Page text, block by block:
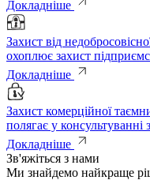
Докладніше
Захист від
охоплює захист
Докладніше
Захист комерційної
полягає у консультуванні
Докладніше
Зв'яжіться з нами
Ми знайдемо найкраще